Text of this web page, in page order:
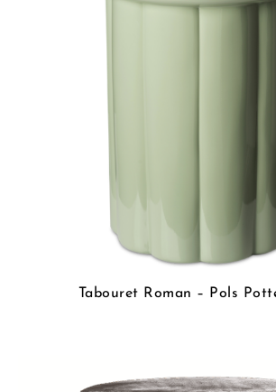
Tabouret Roman – Pols